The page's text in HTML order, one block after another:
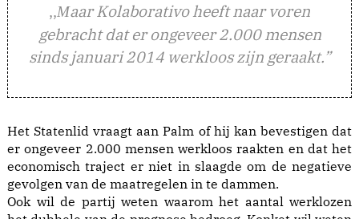
,,Maar Kolaborativo heeft naar voren
gebracht dat er ongeveer 2.000 mensen
sinds januari 2014 werkloos zijn geraakt.”
Het Statenlid vraagt aan Palm of hij kan bevestigen dat
er ongeveer 2.000 mensen werkloos raakten en dat het
economisch traject er niet in slaagde om de negatieve
gevolgen van de maatregelen in te dammen.
Ook wil de partij weten waarom het aantal werklozen